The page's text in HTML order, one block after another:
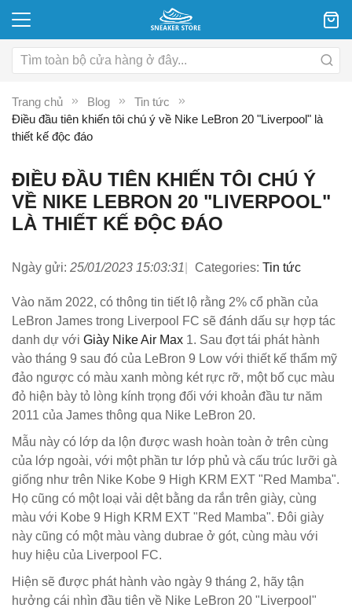
Trang chủ Blog
Tin tức
Điều đầu tiên khiến tôi chú ý về Nike LeBron 20 "Liverpool" là
thiết kế độc đáo
ĐIỀU ĐẦU TIÊN KHIẾN TÔI CHÚ Ý
VỀ NIKE LEBRON 20 "LIVERPOOL"
LÀ THIẾT KẾ ĐỘC ĐÁO
Ngày gửi: 25/01/2023 15:03:31 Categories: Tin tức
Vào năm 2022, có thông tin tiết lộ rằng 2% cổ phần của
LeBron James trong Liverpool FC sẽ đánh dấu sự hợp tác
danh dự với Giày Nike Air Max 1. Sau đợt tái phát hành
vào tháng 9 sau đó của LeBron 9 Low với thiết kế thẩm mỹ
đảo ngược có màu xanh mòng két rực rỡ, một bố cục màu
đỏ hiện bày tỏ lòng kính trọng đối với khoản đầu tư năm
2011 của James thông qua Nike LeBron 20.
Mẫu này có lớp da lộn được wash hoàn toàn ở trên cùng
của lớp ngoài, với một phần tư lớp phủ và cấu trúc lưỡi gà
giống như trên Nike Kobe 9 High KRM EXT "Red Mamba".
Họ cũng có một loại vải dệt bằng da rắn trên giày, cùng
màu với Kobe 9 High KRM EXT "Red Mamba". Đôi giày
này cũng có một màu vàng dubrae ở gót, cùng màu với
huy hiệu của Liverpool FC.
Hiện sẽ được phát hành vào ngày 9 tháng 2, hãy tận
hưởng cái nhìn đầu tiên về Nike LeBron 20 "Liverpool"